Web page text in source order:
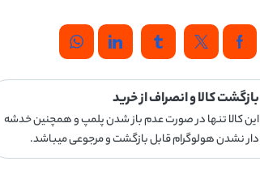
بازگشت کالا و انصراف از خرید
این کالا تنها در صورت عدم باز شدن پلمپ و همچنین خدشه
دار نشدن هولوگرام قابل بازگشت و مرجوعی میباشد.